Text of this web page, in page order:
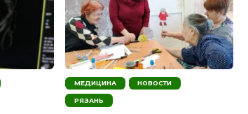
МЕДИЦИНА НОВОСТИ
РЯЗАНЬ